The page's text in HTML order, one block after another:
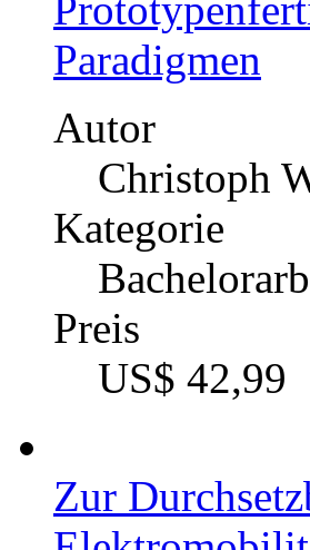
ihres
Autor
Peter
Kategorie
Preis
US$ 42,99